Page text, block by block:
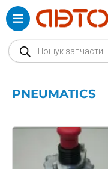
Products search
PNEUMATICS